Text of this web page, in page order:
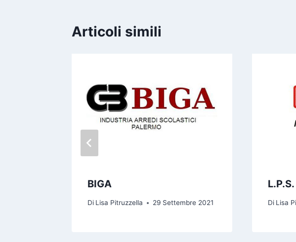
Articoli simili
BIGA
Di Lisa Pitruzzella 29 Settembre 2021 Di Lisa